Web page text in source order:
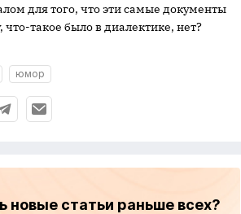
для того, что эти самые документы
такое было в диалектике, нет?
юмор
новые статьи раньше всех?